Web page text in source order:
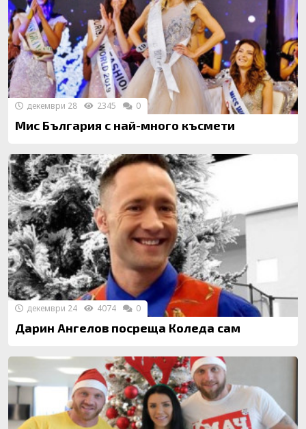
Мис България с най-много късмети
декември 28 2345 0
Дарин Ангелов посреща Коледа сам
декември 24 4074 0